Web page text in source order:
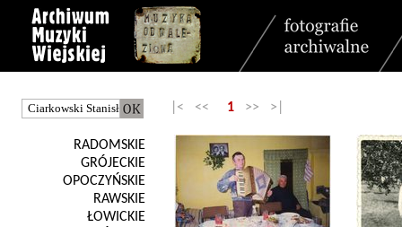
RADOMSKIE
GRÓJECKIE
OPOCZYŃSKIE
RAWSKIE
ŁOWICKIE
|< << 1 >> >|